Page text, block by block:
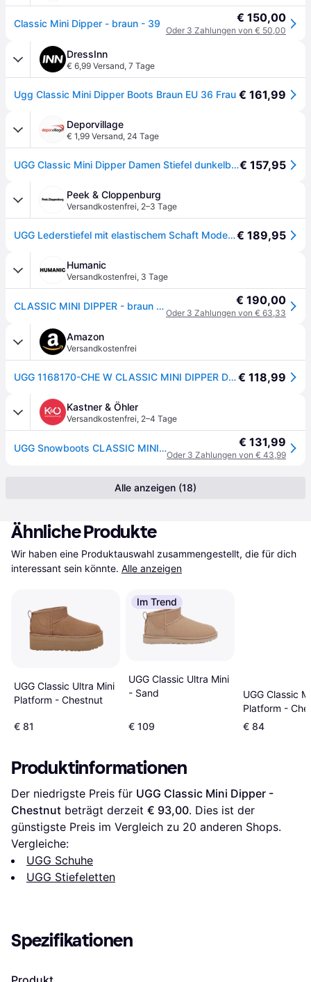
Classic Mini Dipper - braun - 39 € 150,00
Oder 3 Zahlungen von € 50,00
DressInn
€ 6,99 Versand, 7 Tage
Ugg Classic Mini Dipper Boots Braun EU 36 Frau € 161,99
Deporvillage
€ 1,99 Versand, 24 Tage
UGG Classic Mini Dipper Damen Stiefel dunkelbraun/orange - 41 - Brown€ 157,95
Peek & Cloppenburg
Versandkostenfrei, 2–3 Tage
UGG Lederstiefel mit elastischem Schaft Modell 'CLASSIC MINI DIPPER' in Camel, Größe 41€ 189,95
Humanic
Versandkostenfrei, 3 Tage
CLASSIC MINI DIPPER - braun - 6 € 190,00
Oder 3 Zahlungen von € 63,33
Amazon
Versandkostenfrei
UGG 1168170-CHE W CLASSIC MINI DIPPER Damen CHESTNUT EU 40€ 118,99
Kastner & Öhler
Versandkostenfrei, 2–4 Tage
UGG Snowboots CLASSIC MINI DIPPER camel | 39 € 131,99
Oder 3 Zahlungen von € 43,99
Alle anzeigen (18)
Ähnliche Produkte
Wir haben eine Produktauswahl zusammengestellt, die für dich
interessant sein könnte. Alle anzeigen
UGG Classic Ultra Mini
Platform - Chestnut
€ 81
Im Trend
UGG Classic Ultra Mini
- Sand
€ 109
UGG Classic
Platform -
€ 84
Produktinformationen
Der niedrigste Preis für UGG Classic Mini Dipper -
Chestnut beträgt derzeit € 93,00. Dies ist der
günstigste Preis im Vergleich zu 20 anderen Shops.
Vergleiche:
UGG Schuhe
UGG Stiefeletten
Spezifikationen